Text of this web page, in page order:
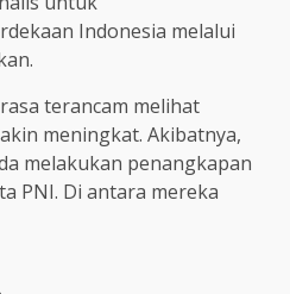
Indonesia melalui
terancam melihat
meningkat. Akibatnya,
melakukan penangkapan
PNI. Di antara mereka